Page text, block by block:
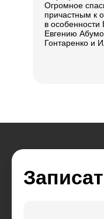
Огромное
причастным к
в
Евгению
Гонтаренко и